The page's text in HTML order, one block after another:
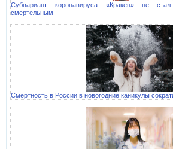
Субвариант коронавируса «Кракен» не
смертельным
Смертность в России в новогодние каникулы